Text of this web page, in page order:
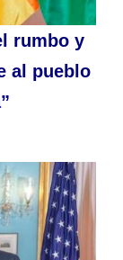
rumbo y
al pueblo